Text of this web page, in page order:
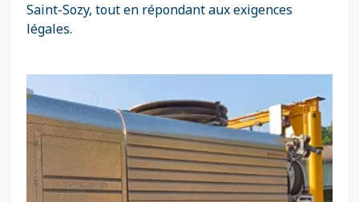
Saint-Sozy, tout en répondant aux exigences
légales.